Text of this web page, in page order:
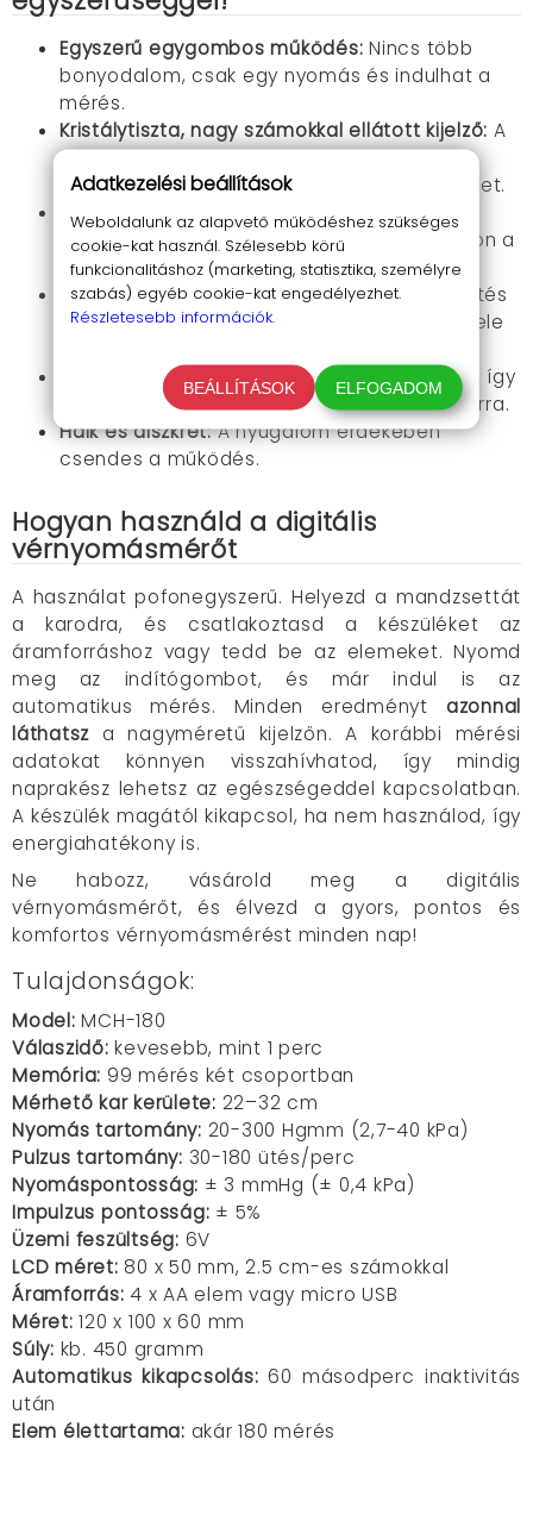
Egyszerű egygombos működés: Nincs több
bonyodalom, csak egy nyomás és indulhat a
mérés.
Kristálytiszta, nagy számokkal ellátott kijelző: A
2,5 cm-es számok segítségével még nagy
távolságból is leolvashatod az eredményeket.
Memóriarendszer:
Tárold az adatokat két
különböző felhasználóhoz, és kövesd nyomon a
vérnyomásváltozásokat.
Automatikus működés: A felfújás és leeresztés
automatikusan történik, tényleg nem lesz vele
Kényelmes mandzsetta használat: Állítható, így
kényelmesen illeszkedik szinte minden felkarra.
Halk és diszkrét:A nyugalom érdekében
csendes a működés.
Hogyan használd a digitális
vérnyomásmérőt
A használat pofonegyszerű. Helyezd a mandzsettát
a karodra, és csatlakoztasd a készüléket az
áramforráshoz vagy tedd be az elemeket. Nyomd
meg az indítógombot, és már indul is az
automatikus mérés. Minden eredményt azonnal
láthatsz a nagyméretű kijelzőn. A korábbi mérési
adatokat könnyen visszahívhatod, így mindig
naprakész lehetsz az egészségeddel kapcsolatban.
A készülék magától kikapcsol, ha nem használod, így
energiahatékony is.
Ne habozz, vásárold meg a digitális
vérnyomásmérőt, és élvezd a gyors, pontos és
komfortos vérnyomásmérést minden nap!
Tulajdonságok:
Model: MCH-180
Válaszidő: kevesebb, mint 1 perc
Memória: 99 mérés két csoportban
Mérhető kar kerülete: 22–32 cm
Nyomás tartomány: 20-300 Hgmm (2,7-40 kPa)
Pulzus tartomány: 30-180 ütés/perc
Nyomáspontosság: ± 3 mmHg (± 0,4 kPa)
Impulzus pontosság: ± 5%
Üzemi feszültség: 6V
LCD méret: 80 x 50 mm, 2.5 cm-es számokkal
Áramforrás: 4 x AA elem vagy micro USB
Méret: 120 x 100 x 60 mm
Súly: kb. 450 gramm
Automatikus kikapcsolás: 60 másodperc inaktivitás
után
Elem élettartama: akár 180 mérés
Adatkezelési beállítások
Weboldalunk az alapvető működéshez szükséges
cookie-kat használ. Szélesebb körű
funkcionalitáshoz (marketing, statisztika, személyre
szabás) egyéb cookie-kat engedélyezhet.
Részletesebb információk.
BEÁLLÍTÁSOK ELFOGADOM